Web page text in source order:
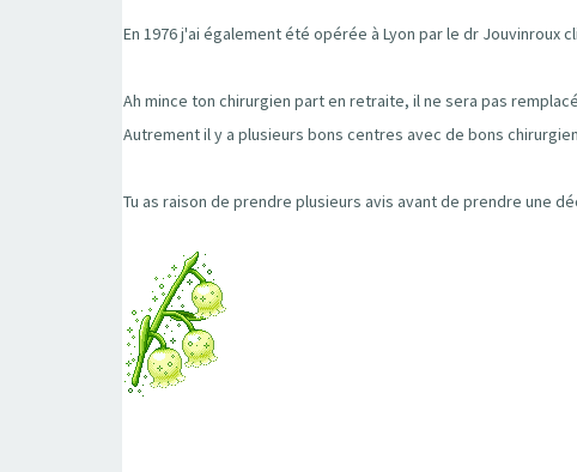
En 1976 j'ai également été opérée à Lyon par le dr Jouvinroux
Ah mince ton chirurgien part en retraite, il ne sera pas
Autrement il y a plusieurs bons centres avec de bons
Tu as raison de prendre plusieurs avis avant de prendre une